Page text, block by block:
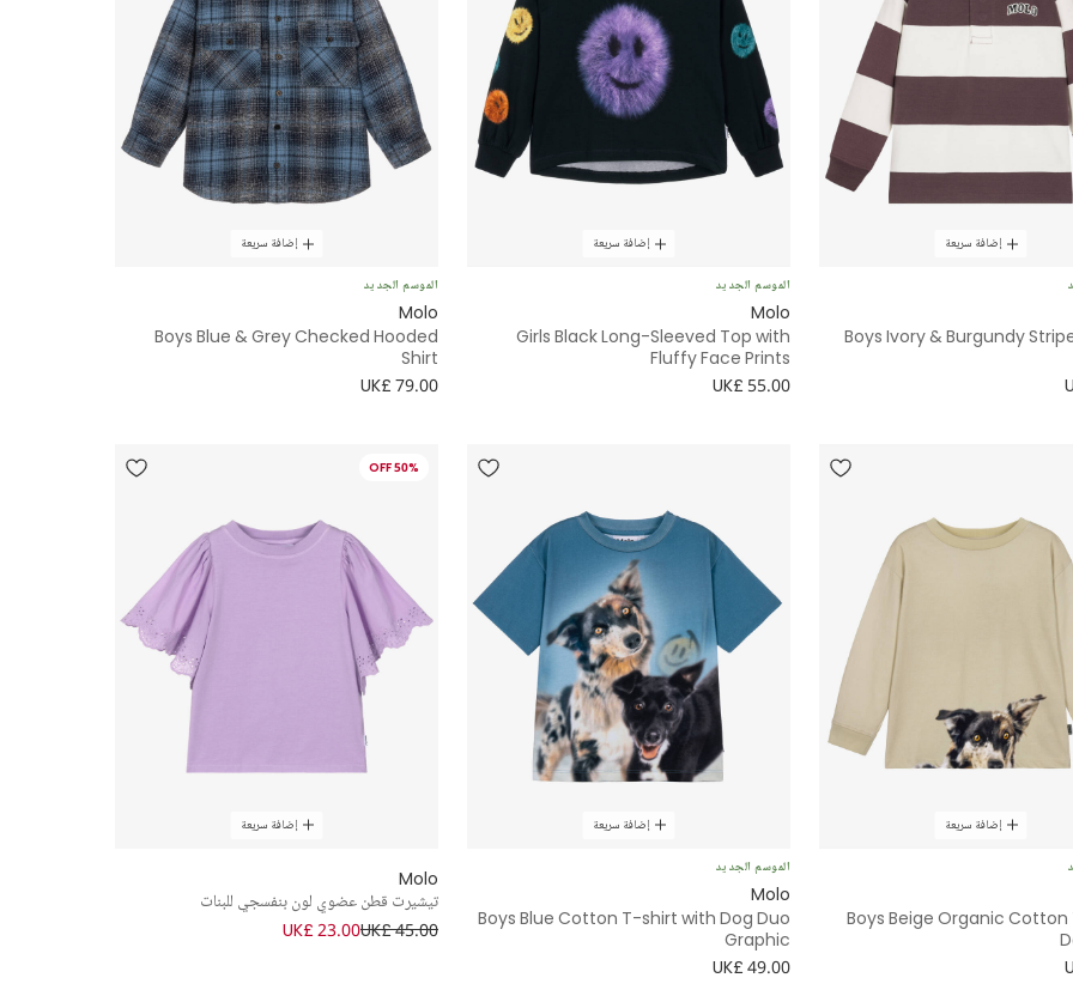
إضافة سريعة
Boys Ivory & Burgundy
إضافة سريعة
الموسم الجديد
Molo
Girls Black Long-Sleeved Top with
Fluffy Face Prints
UK£ 55.00
إضافة سريعة
الموسم الجديد
Molo
Boys Blue & Grey Checked Hooded
Shirt
UK£ 79.00
إضافة سريعة
Boys Beige Organic Cotton
إضافة سريعة
الموسم الجديد
Molo
Boys Blue Cotton T-shirt with Dog Duo
Graphic
UK£ 49.00
50% OFF
إضافة سريعة
Molo
تيشيرت قطن عضوي لون بنفسجي للبنات
UK£ 45.00
UK£ 23.00